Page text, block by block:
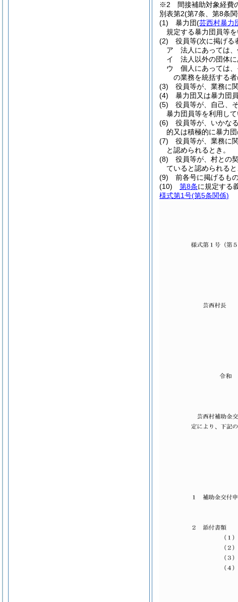
※2 間接補助対象経費の
別表第2(第7条、第8条
(1) 暴力団(芸西村暴力
規定する暴力団員等
(2) 役員等(次に掲げる
ア 法人にあっては、
イ 法人以外の団体に
ウ 個人にあっては、
の業務を統括する
(3) 役員等が、業務に関
(4) 暴力団又は暴力団員
(5) 役員等が、自己、そ
暴力団員等を利用して
(6) 役員等が、いかなる
的又は積極的に暴力
(7) 役員等が、業務に関
と認められるとき。
(8) 役員等が、村との契
ていると認められると
(9) 前各号に掲げるもの
(10) 第8条に規定する
様式第1号(第5条関係)